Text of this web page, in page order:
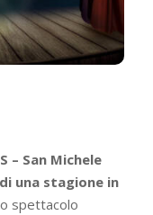
– San Michele
una stagione in
spettacolo